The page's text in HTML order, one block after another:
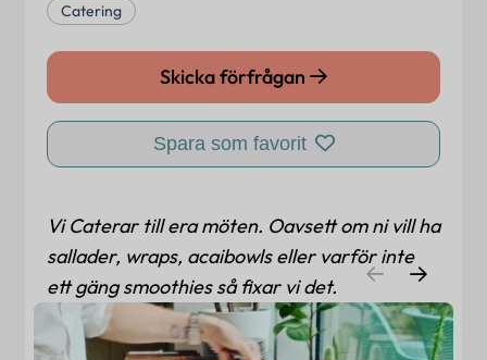
Skicka förfrågan
Spara som favorit
Catering
Vi Caterar till era möten. Oavsett om ni vill ha
sallader, wraps, acaibowls eller varför inte
ett gäng smoothies så fixar vi det.